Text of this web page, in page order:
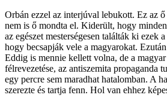
Orbán ezzel az interjúval lebukott. Ez az
nem is ő mondta el. Kiderült, hogy
az egészet mesterségesen találták ki ezek
hogy becsapják vele a magyarokat.
Eddig is mennie kellett volna, de a magyar
félrevezetése, az antiszemita propaganda
egy percre sem maradhat hatalomban. A
szerezte és tartja fenn. Hol van ehhez